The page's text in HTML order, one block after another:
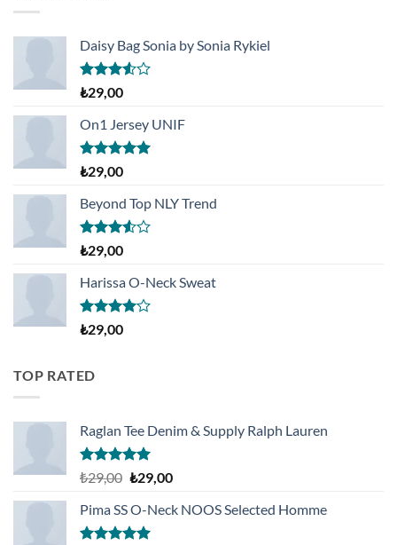
Daisy Bag Sonia by Sonia Rykiel
5
üzerinden
3.50oy
aldı
₺29,00
On1 Jersey UNIF
5 üzerinden
5.00oy
aldı
₺29,00
Beyond Top NLY Trend
5
üzerinden
3.50oy
aldı
₺29,00
Harissa O-Neck Sweat
5
üzerinden
aldı
₺29,00
TOP RATED
Raglan Tee Denim & Supply Ralph Lauren
5 üzerinden
oy
aldı
₺29,00 Orijinal
₺29,00.
₺29,00Şu
fiyat:
Pima SS O-Neck NOOS Selected Homme